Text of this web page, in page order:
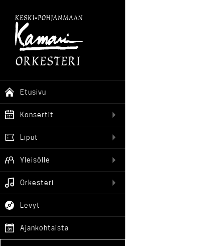
Etusivu
Konsertit
Liput
Yleisölle
Orkesteri
Levyt
Ajankohtaista